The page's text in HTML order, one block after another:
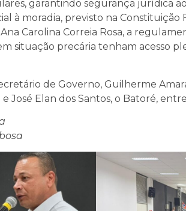
garantindo segurança jurídica
à moradia, previsto na Constituição
Carolina Correia Rosa, a
situação precária tenham acesso
de Governo, Guilherme
José Elan dos Santos, o Batoré,